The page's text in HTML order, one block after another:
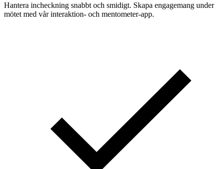
Hantera incheckning snabbt och smidigt. Skapa engagemang under
mötet med vår interaktion- och mentometer-app.